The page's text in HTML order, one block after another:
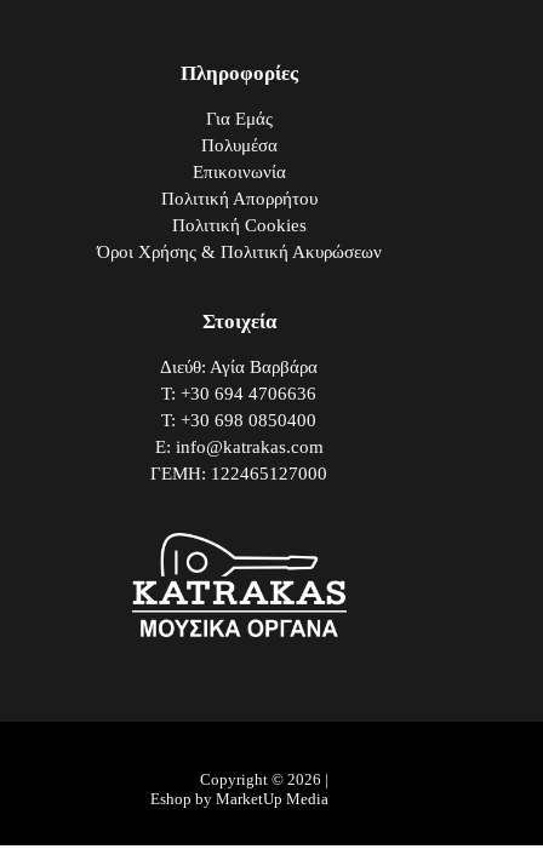
Πληροφορίες
Για Εμάς
Πολυμέσα
Επικοινωνία
Πολιτική Απορρήτου
Πολιτική Cookies
Όροι Χρήσης & Πολιτική Ακυρώσεων
Στοιχεία
Διεύθ: Αγία Βαρβάρα
Τ: +30 694 4706636
Τ: +30 698 0850400
E: info@katrakas.com
ΓΕΜΗ: 122465127000
Copyright © 2026 |
Eshop by MarketUp Media